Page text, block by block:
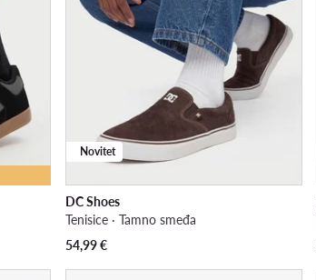
Novitet
DC Shoes
Tenisice · Tamno smeđa
54,99€